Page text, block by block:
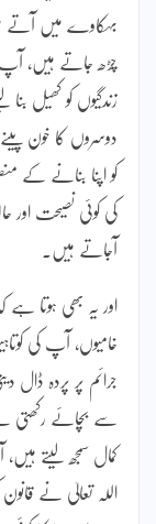
بہکاوے میں آتے
چڑھ جاتے ہیں،
زندگیوں کو کھیل
دوسروں کا خون
کو اپنا بنانے کے
کی کوئی نصیحت اور
آجاتے ہیں۔
اور یہ بھی ہوتا
خامیوں، آپ کی
جرائم پر پردہ ڈال
سے بچائے رکھتی
کمال سمجھ لیتے
اللہ تعالیٰ نے